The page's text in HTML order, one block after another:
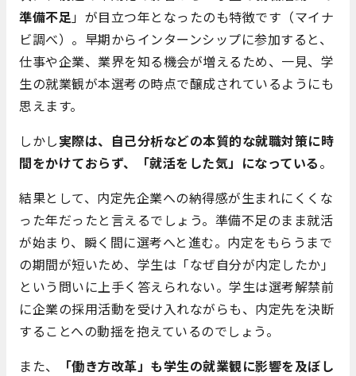
準備不足」が目立つ年となったのも特徴です（マイナ
ビ調べ）。早期からインターンシップに参加すると、
仕事や企業、業界を知る機会が増えるため、一見、学
生の就業観が本選考の時点で醸成されているようにも
思えます。
しかし実際は、自己分析などの本質的な就職対策に時
間をかけておらず、「就活をした気」になっている。
結果として、内定先企業への納得感が生まれにくくな
った年だったと言えるでしょう。準備不足のまま就活
が始まり、瞬く間に選考へと進む。内定をもらうまで
の期間が短いため、学生は「なぜ自分が内定したか」
という問いに上手く答えられない。学生は選考解禁前
に企業の採用活動を受け入れながらも、内定先を決断
することへの動揺を抱えているのでしょう。
また、
「働き方改革」も学生の就業観に影響を及ぼし